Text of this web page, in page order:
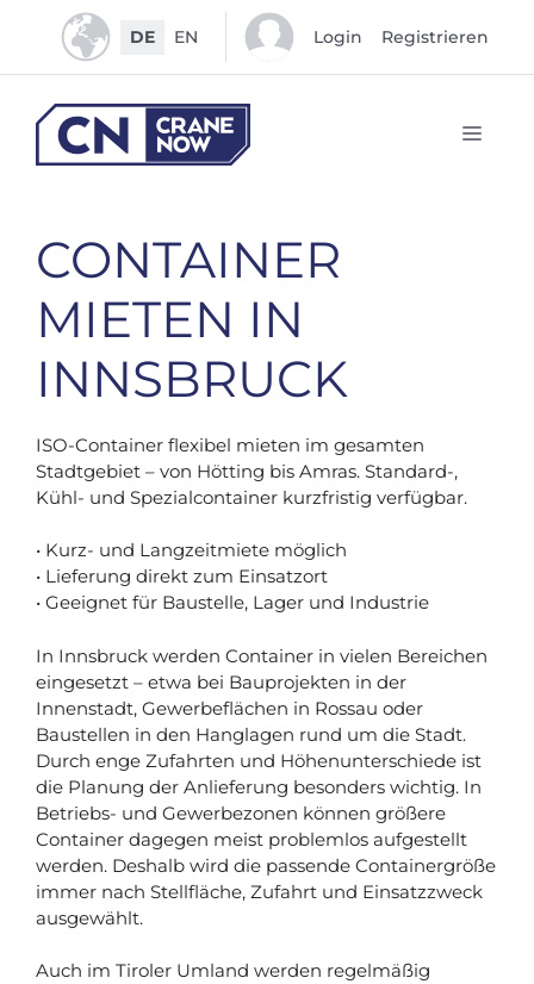
springen
DE EN Login Registrieren
CONTAINER
MIETEN IN
INNSBRUCK
ISO-Container flexibel mieten im gesamten
Stadtgebiet – von Hötting bis Amras. Standard-,
Kühl- und Spezialcontainer kurzfristig verfügbar.
• Kurz- und Langzeitmiete möglich
• Lieferung direkt zum Einsatzort
• Geeignet für Baustelle, Lager und Industrie
In Innsbruck werden Container in vielen Bereichen
eingesetzt – etwa bei Bauprojekten in der
Innenstadt, Gewerbeflächen in Rossau oder
Baustellen in den Hanglagen rund um die Stadt.
Durch enge Zufahrten und Höhenunterschiede ist
die Planung der Anlieferung besonders wichtig. In
Betriebs- und Gewerbezonen können größere
Container dagegen meist problemlos aufgestellt
werden. Deshalb wird die passende Containergröße
immer nach Stellfläche, Zufahrt und Einsatzzweck
ausgewählt.
Auch im Tiroler Umland werden regelmäßig